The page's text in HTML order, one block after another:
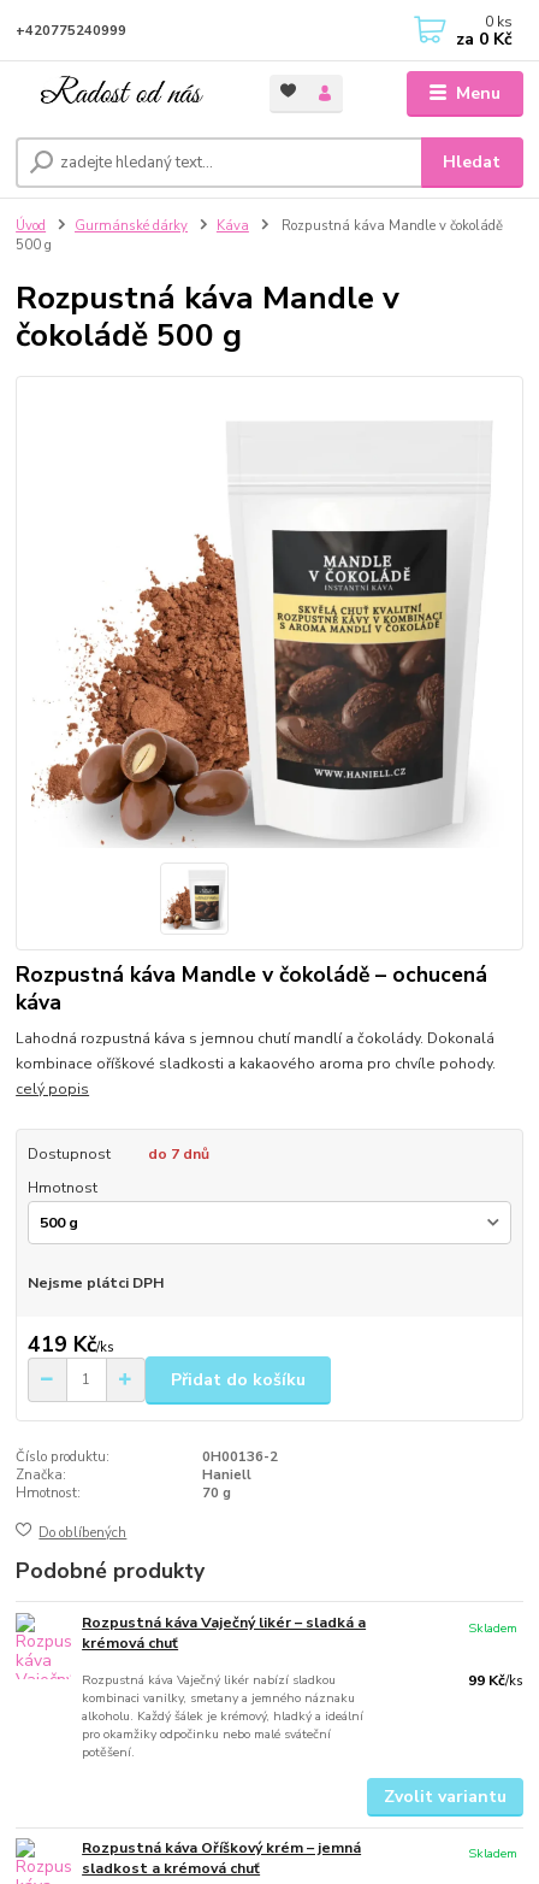
Menu
Hledat
+420775240999 0 ks
za 0 Kč
Úvod Gurmánské dárky Káva
Rozpustná káva Mandle v čokoládě
500 g
Rozpustná káva Mandle v
čokoládě 500 g
Rozpustná káva Mandle v čokoládě – ochucená
káva
Lahodná rozpustná káva s jemnou chutí mandlí a čokolády. Dokonalá
kombinace oříškové sladkosti a kakaového aroma pro chvíle pohody.
celý popis
Dostupnost
do 7 dnů
Hmotnost
Nejsme plátci DPH
419 Kč/ks
Přidat do košíku
Číslo produktu:
0H00136-2
Značka:
Haniell
Hmotnost:
70 g
Do oblíbených
Podobné produkty
Rozpustná káva Vaječný likér – sladká a
krémová chuť
Rozpustná káva Vaječný likér nabízí sladkou
kombinaci vanilky, smetany a jemného náznaku
alkoholu. Každý šálek je krémový, hladký a ideální
pro okamžiky odpočinku nebo malé sváteční
potěšení.
99 Kč/ks
Skladem
Zvolit variantu
Rozpustná káva Oříškový krém – jemná
sladkost a krémová chuť
Skladem